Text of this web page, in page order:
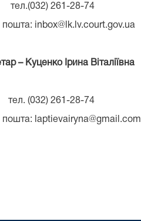
тел.(032) 261-28-74
пошта: inbox@lk.lv.court.gov.ua
– Куценко Ірина Віталіївна
(032) 261-28-74
пошта: laptievairyna@gmail.com